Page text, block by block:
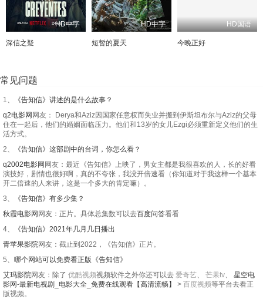
HD中字
深信之疑
HD中字
短暂的夏天
HD国语
今晚正好
常见问题
1、
《告知信》讲述的是什么故事？
q2电影网网友： Derya和Aziz因国家任意权而失业并搬到伊斯坦布尔与Aziz的父母
住在一起后，他们的婚姻面临压力。他们和13岁的女儿Ezgi必须重新定义他们的生
活方式。
2、
《告知信》这部剧中的台词，你怎么看？
q2002电影网网友：最近《告知信》上映了，男女主都是我很喜欢的人，长的好看
演技好，剧情也很好啊，真的不夸张，我没开倍速看（你知道对于我这样一个基本
开二倍速的人来讲，这是一个多大的肯定嘛）。
3、
《告知信》有多少集？
秋霞电影网网友：正片。具体总集数可以去百度问答看看
4、
《告知信》2021年几月几日播出
青苹果影院网友：截止到2022，《告知信》正片。
5、 哪个网站可以免费看正版《告知信》
艾玛影院网友：除了 优酷视频视频软件之外你还可以去 爱奇艺、 芒果tv、 星空电
影网-最新电视剧_电影大全_免费在线观看【高清流畅】 > 百度视频等平台去看正
版视频。